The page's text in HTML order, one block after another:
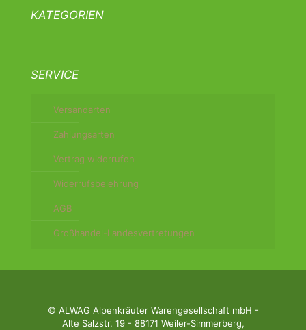
KATEGORIEN
SERVICE
Versandarten
Zahlungsarten
Vertrag widerrufen
Widerrufsbelehrung
AGB
Großhandel-Landesvertretungen
© ALWAG Alpenkräuter Warengesellschaft mbH -
Alte Salzstr. 19 - 88171 Weiler-Simmerberg,